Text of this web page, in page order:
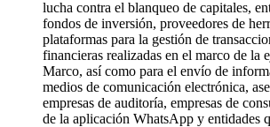
lucha contra el blanqueo de capitales,
fondos de inversión, proveedores de
plataformas para la gestión de
financieras realizadas en el marco de la
Marco, así como para el envío de
medios de comunicación electrónica,
empresas de auditoría, empresas de
de la aplicación WhatsApp y entidades